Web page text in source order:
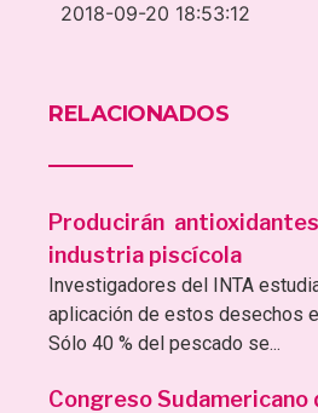
2018-09-20 18:53:12
RELACIONADOS
Producirán
industria piscícola
Investigadores del INTA
aplicación de estos desechos
Sólo 40 % del pescado se...
Congreso Sudamericano